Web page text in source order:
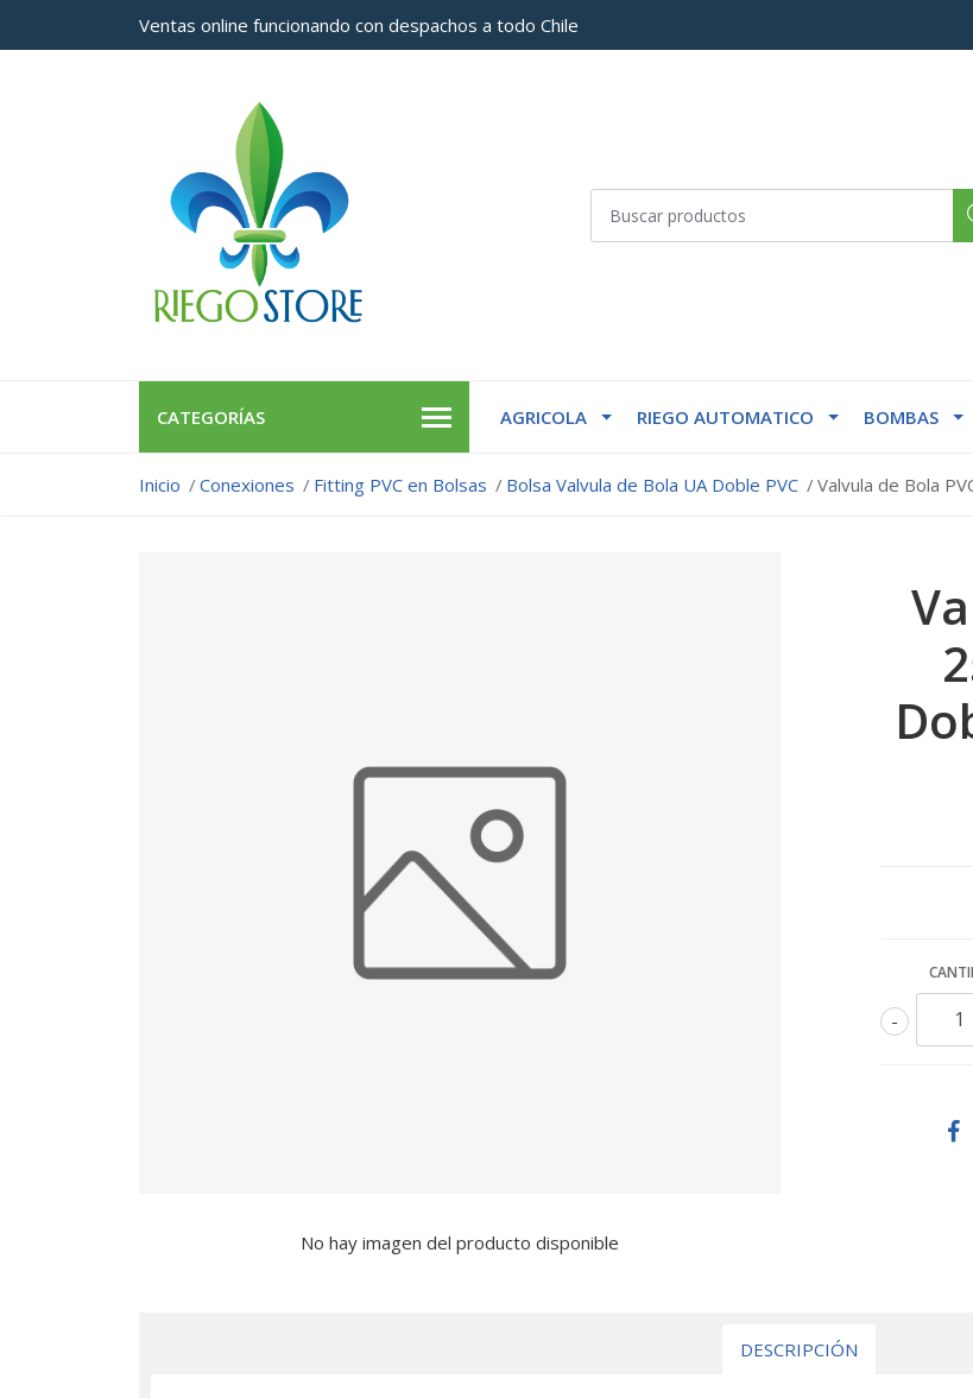
Ventas online funcionando con despachos a todo Chile
CATEGORÍAS AGRICOLA RIEGO AUTOMATICO BOMBAS
Inicio Conexiones Fitting PVC en Bolsas Bolsa Valvula de Bola UA Doble PVC Valvula de Bola
No hay imagen del producto disponible
-
DESCRIPCIÓN